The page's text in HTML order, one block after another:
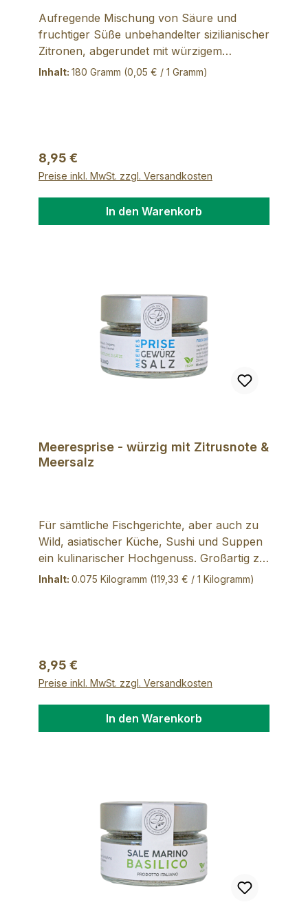
Aufregende Mischung von Säure und
fruchtiger Süße unbehandelter sizilianischer
Zitronen, abgerundet mit würzigem
Rosmarin. Raffinierter Akzent durch feine
Inhalt: 180 Gramm (0,05 € / 1 Gramm)
Regulärer Preis:
8,95 €
Preise inkl. MwSt. zzgl. Versandkosten
In den Warenkorb
Meeresprise - würzig mit Zitrusnote &
Meersalz
Für sämtliche Fischgerichte, aber auch zu
Wild, asiatischer Küche, Sushi und Suppen
ein kulinarischer Hochgenuss. Großartig zu
reifem Ziegenkäse. Zutaten: 60%
Inhalt: 0.075 Kilogramm (119,33 € / 1 Kilogramm)
Regulärer Preis:
8,95 €
Preise inkl. MwSt. zzgl. Versandkosten
In den Warenkorb